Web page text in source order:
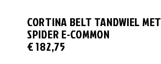
CORTINA BELT TANDWIEL MET
SPIDER E-COMMON
€182,75